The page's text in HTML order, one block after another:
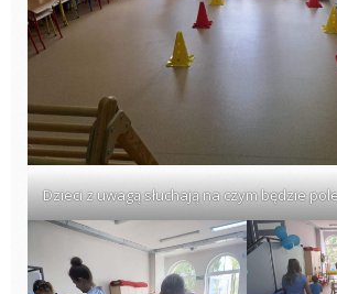
Dzieci z uwagą słuchają na czym będzie